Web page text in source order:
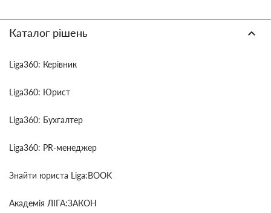
Каталог рішень
Liga360: Керівник
Liga360: Юрист
Liga360: Бухгалтер
Liga360: PR-менеджер
Знайти юриста Liga:BOOK
Академія ЛІГА:ЗАКОН